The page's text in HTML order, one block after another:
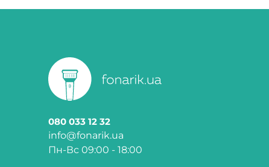
080 033 12 32
info@fonarik.ua
Пн-Вс 09:00 - 18:00